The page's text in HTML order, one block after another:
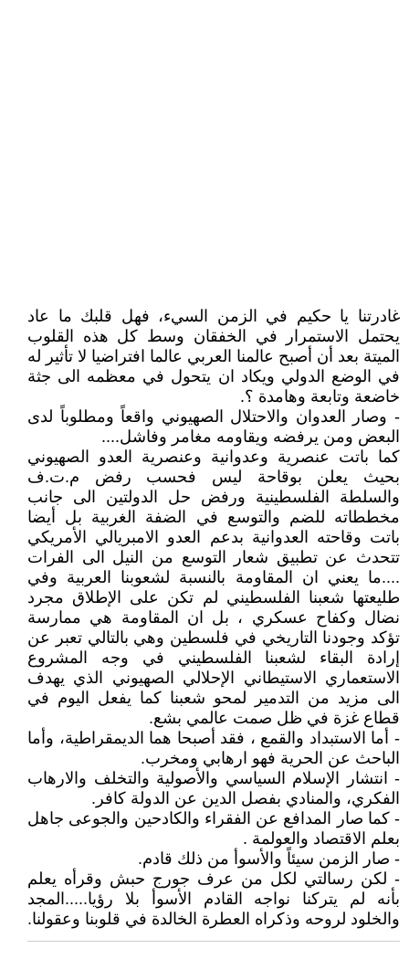
غادرتنا يا حكيم في الزمن السيء، فهل قلبك ما عاد
يحتمل الاستمرار في الخفقان وسط كل هذه القلوب
الميتة بعد أن أصبح عالمنا العربي عالما افتراضيا لا تأثير له
في الوضع الدولي ويكاد ان يتحول في معظمه الى جثة
خاضعة وتابعة وهامدة ؟.
- وصار العدوان والاحتلال الصهيوني واقعاً ومطلوباً لدى
البعض ومن يرفضه ويقاومه مغامر وفاشل....
كما باتت عنصرية وعدوانية وعنصرية العدو الصهيوني
بحيث يعلن بوقاحة ليس فحسب رفض م.ت.ف
والسلطة الفلسطينية ورفض حل الدولتين الى جانب
مخططاته للضم والتوسع في الضفة الغربية بل أيضا
باتت وقاحته العدوانية بدعم العدو الامبريالي الأمريكي
تتحدث عن تطبيق شعار التوسع من النيل الى الفرات
....ما يعني ان المقاومة بالنسبة لشعوبنا العربية وفي
طليعتها شعبنا الفلسطيني لم تكن على الإطلاق مجرد
نضال وكفاح عسكري ، بل ان المقاومة هي ممارسة
تؤكد وجودنا التاريخي في فلسطين وهي بالتالي تعبر عن
إرادة البقاء لشعبنا الفلسطيني في وجه المشروع
الاستعماري الاستيطاني الإحلالي الصهيوني الذي يهدف
الى مزيد من التدمير لمحو شعبنا كما يفعل اليوم في
قطاع غزة في ظل صمت عالمي بشع.
- أما الاستبداد والقمع ، فقد أصبحا هما الديمقراطية، وأما
الباحث عن الحرية فهو ارهابي ومخرب.
- انتشار الإسلام السياسي والأصولية والتخلف والارهاب
الفكري، والمنادي بفصل الدين عن الدولة كافر.
- كما صار المدافع عن الفقراء والكادحين والجوعى جاهل
بعلم الاقتصاد والعولمة .
- صار الزمن سيئاً والأسوأ من ذلك قادم.
- لكن رسالتي لكل من عرف جورج حبش وقرأه يعلم
بأنه لم يتركنا نواجه القادم الأسوأ بلا رؤيا.....المجد
والخلود لروحه وذكراه العطرة الخالدة في قلوبنا وعقولنا.